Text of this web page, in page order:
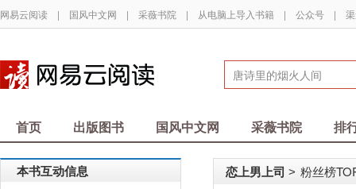
网易云阅读 | 国风中文网 | 采薇书院 | 从电脑上导入书籍 | 公众号 |
首页 出版图书 国风中文网 采薇书院 排
本书互动信息 恋上男上司 > 粉丝榜